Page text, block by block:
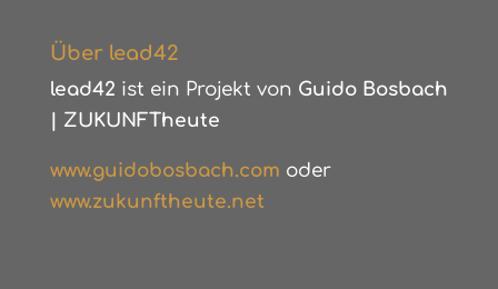
Über lead42
lead42 ist ein Projekt von Guido Bosbach
ZUKUNFTheute
www.guidobosbach.com oder
www.zukunftheute.net